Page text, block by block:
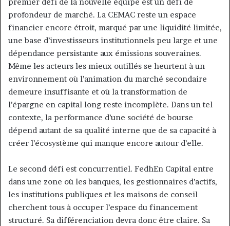
profondeur de marché. La CEMAC reste un espace
financier encore étroit, marqué par une liquidité limitée,
une base d’investisseurs institutionnels peu large et une
dépendance persistante aux émissions souveraines.
Même les acteurs les mieux outillés se heurtent à un
environnement où l’animation du marché secondaire
demeure insuffisante et où la transformation de
l’épargne en capital long reste incomplète. Dans un tel
contexte, la performance d’une société de bourse
dépend autant de sa qualité interne que de sa capacité à
créer l’écosystème qui manque encore autour d’elle.
Le second défi est concurrentiel. FedhEn Capital entre
dans une zone où les banques, les gestionnaires d’actifs,
les institutions publiques et les maisons de conseil
cherchent tous à occuper l’espace du financement
structuré. Sa différenciation devra donc être claire. Sa